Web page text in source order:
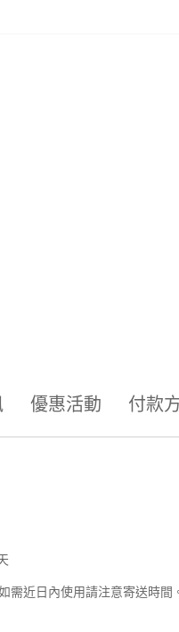
優惠活動 付款
需近日內使用請注意寄送時間